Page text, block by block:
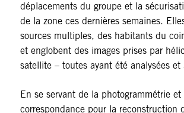
déplacements du groupe et la
de la zone ces dernières semaines.
sources multiples, des habitants du
et englobent des images prises par
satellite – toutes ayant été analysées
En se servant de la photogrammétrie
correspondance pour la reconstruction